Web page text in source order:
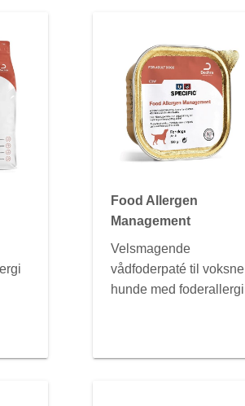
Food Allergen
Management
Velsmagende
vådfoderpaté til voksne
hunde med foderallergi